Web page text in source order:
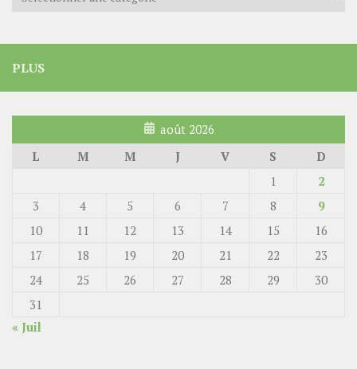
PLUS
août 2026
L
M M J V S
D
1
2
3
4 5 6 7 8
9
10
11 12 13 14 15
16
17
18 19 20 21 22
23
24
25 26 27 28 29
30
31
« Juil